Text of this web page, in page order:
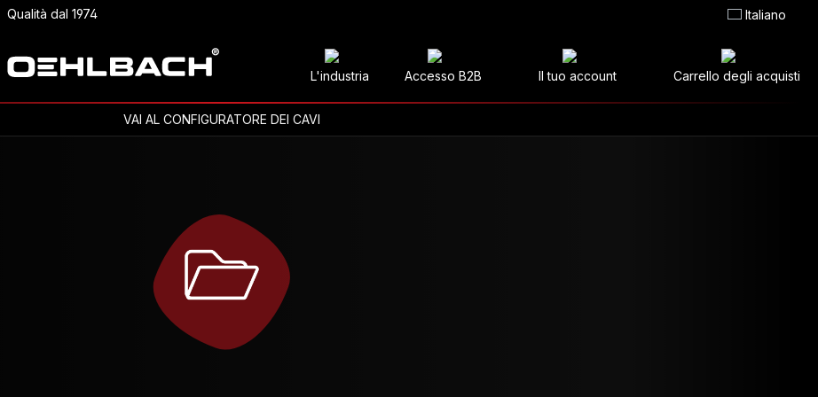
Qualità dal 1974 Italiano
L'industria Accesso B2B Il tuo account Carrello degli acquisti
VAI AL CONFIGURATORE DEI CAVI